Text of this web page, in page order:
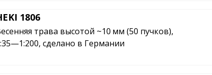
1806
трава высотой ~10 мм (50 пучков),
сделано в Германии